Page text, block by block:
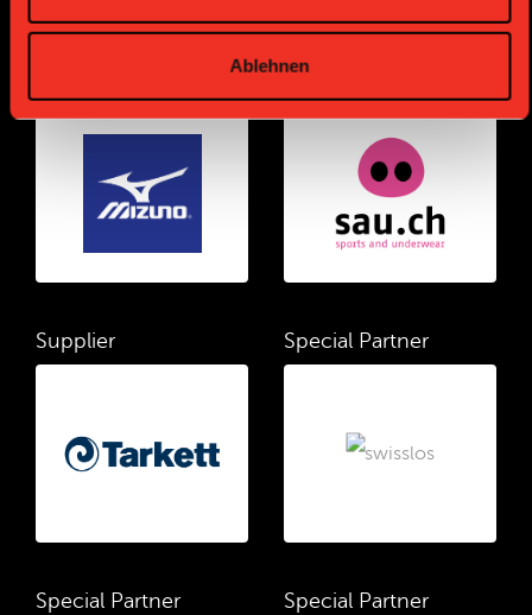
Ablehnen
Supplier Special Partner
Special Partner Special Partner